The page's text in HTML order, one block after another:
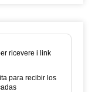
ricevere i link
para recibir los